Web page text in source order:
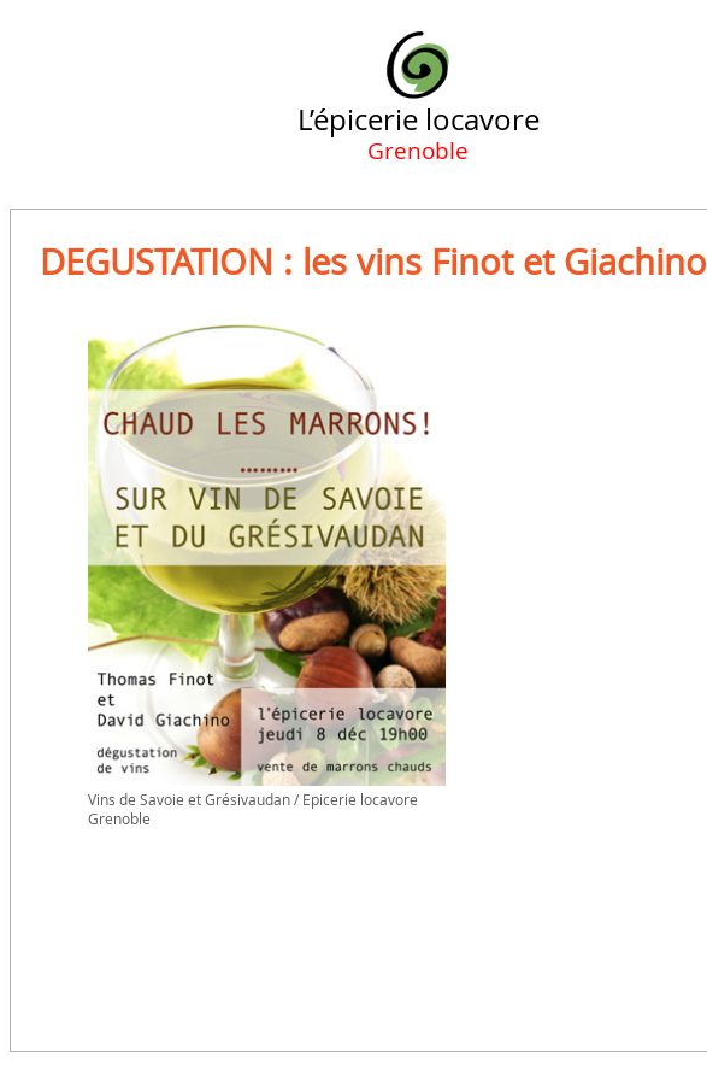
L’épicerie locavore
Grenoble
DEGUSTATION : les vins Finot et Giachino
Vins de Savoie et Grésivaudan / Epicerie locavore
Grenoble